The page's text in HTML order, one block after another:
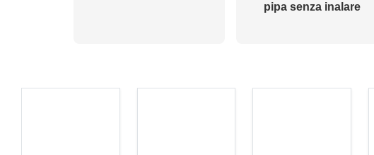
pipa senza inalare